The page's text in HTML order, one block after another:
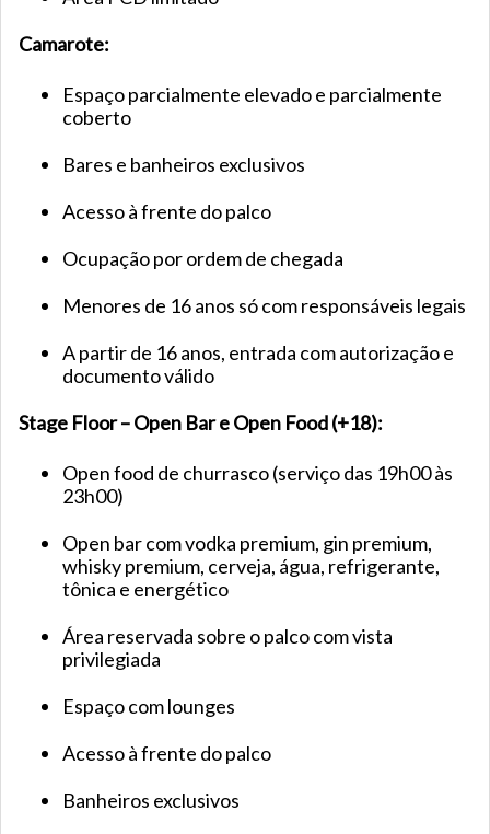
Camarote:
Espaço parcialmente elevado e parcialmente
coberto
Bares e banheiros exclusivos
Acesso à frente do palco
Ocupação por ordem de chegada
Menores de 16 anos só com responsáveis legais
A partir de 16 anos, entrada com autorização e
documento válido
Stage Floor – Open Bar e Open Food (+18):
Open food de churrasco (serviço das 19h00 às
23h00)
Open bar com vodka premium, gin premium,
whisky premium, cerveja, água, refrigerante,
tônica e energético
Área reservada sobre o palco com vista
privilegiada
Espaço com lounges
Acesso à frente do palco
Banheiros exclusivos